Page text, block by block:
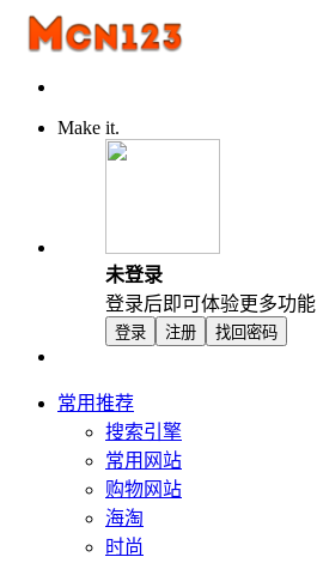
Make it.
未登录
登录后即可体验更多功能
登录 注册 找回密码
常用推荐
搜索引擎
常用网站
购物网站
海淘
时尚